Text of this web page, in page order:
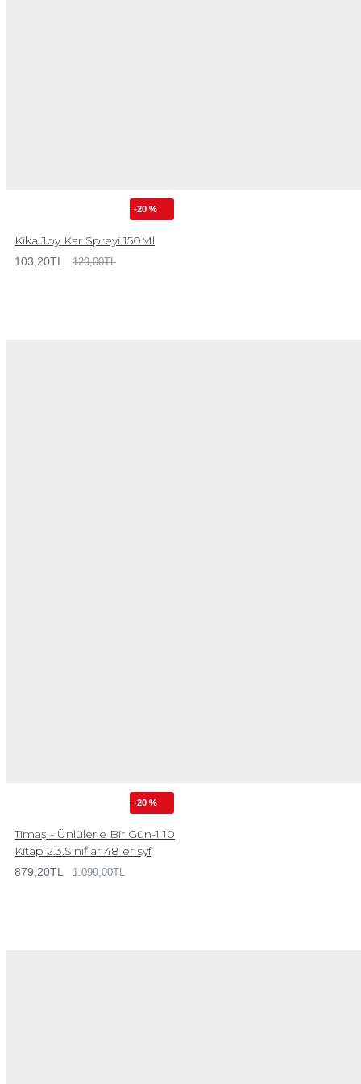
-20 %
Kika Joy Kar Spreyi 150Ml
103,20TL 129,00TL
-20 %
Timaş - Ünlülerle Bir Gün-1 10
Kitap 2.3.Sınıflar 48 er syf
879,20TL 1.099,00TL